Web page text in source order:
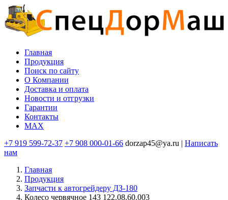
Перейти
к
основному
содержанию
Основная
навигация
Главная
Продукция
Поиск по сайту
O Компании
Доставка и оплата
Новости и отгрузки
Гарантии
Контакты
MAX
+7 919 599-72-37 +7 908 000-01-66 dorzap45@ya.ru | Написать
нам
Главная
Продукция
Запчасти к автогрейдеру ДЗ-180
Колесо червячное 143 122.08.60.003